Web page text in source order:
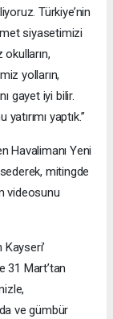
Türkiye’nin
siyasetimizi
okulların,
yolların,
gayet iyi bilir.
yaptık.”
Havalimanı Yeni
mitingde
videosunu
31 Mart’tan
ve gümbür